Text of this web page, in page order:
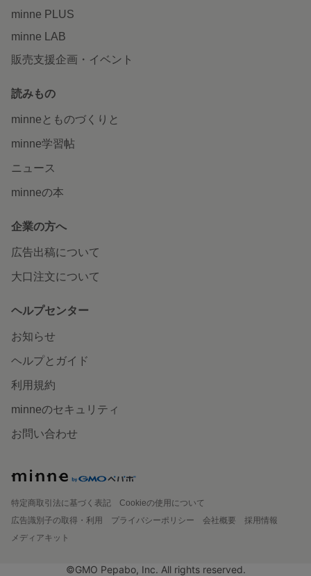
minne PLUS
minne LAB
販売支援企画・イベント
読みもの
minneとものづくりと
minne学習帖
ニュース
minneの本
企業の方へ
広告出稿について
大口注文について
ヘルプセンター
お知らせ
ヘルプとガイド
利用規約
minneのセキュリティ
お問い合わせ
特定商取引法に基づく表記
Cookieの使用について
広告識別子の取得・利用
プライバシーポリシー 会社概要
採用情報
メディアキット
©GMO Pepabo, Inc. All rights reserved.